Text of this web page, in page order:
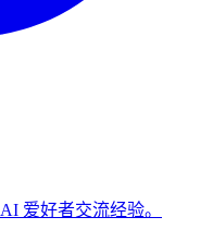
爱好者交流经验。